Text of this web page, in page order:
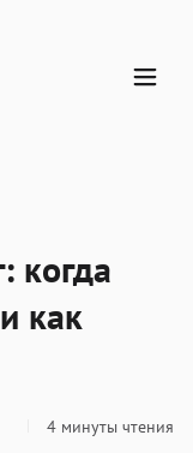
маркетинг:
когда
как
4 минуты чтения